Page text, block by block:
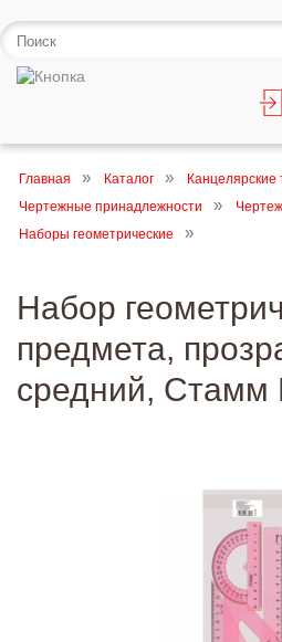
Главная Каталог
Канцелярские
Чертежные принадлежности
Наборы геометрические
Набор
предмета,
средний, Стамм